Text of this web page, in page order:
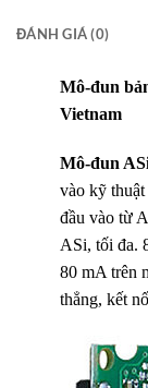
ĐÁNH GIÁ (0)
Mô-đun
Vietnam
Mô-đun
vào kỹ thuật
đầu vào từ
ASi, tối đa.
80 mA trên
thẳng, kết